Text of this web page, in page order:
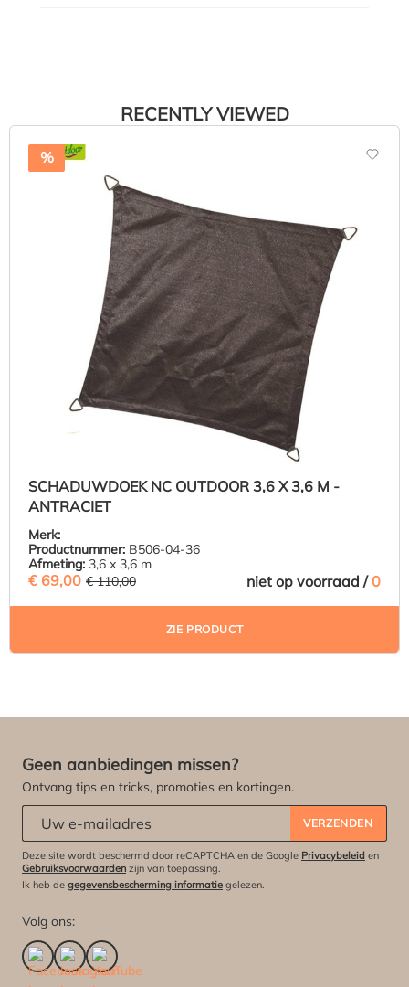
RECENTLY VIEWED
%
SCHADUWDOEK NC OUTDOOR 3,6 X 3,6 M -
ANTRACIET
Merk:
Productnummer: B506-04-36
Afmeting: 3,6 x 3,6 m
€ 69,00 € 110,00(37.27% BESPAARD)niet op voorraad /0
ZIE PRODUCT
Geen aanbiedingen missen?
Ontvang tips en tricks, promoties en kortingen.
VERZENDEN
Deze site wordt beschermd door reCAPTCHA en de Google Privacybeleid en
Gebruiksvoorwaarden zijn van toepassing.
Ik heb de gegevensbescherming informatie gelezen.
Volg ons: